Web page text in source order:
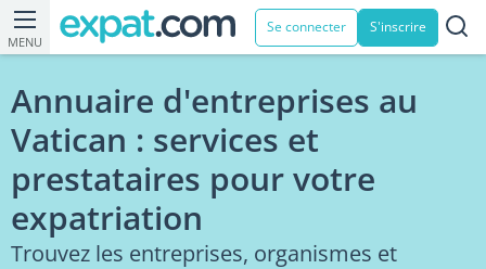
MENU
Se connecter S'inscrire
Annuaire d'entreprises au
Vatican : services et
prestataires pour votre
expatriation
Trouvez les entreprises, organismes et